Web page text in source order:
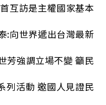
互訪是主權國家基本
:向世界遞出台灣最新
芳強調立場不變 籲民
列活動 邀國人見證民